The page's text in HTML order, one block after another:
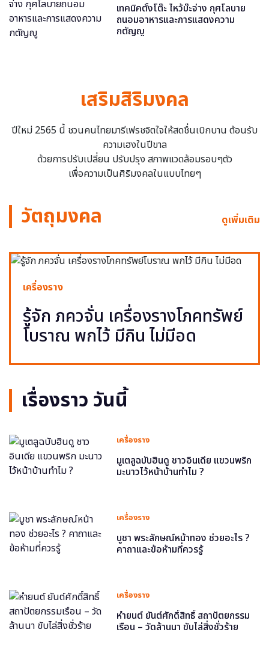
เทคนิคตั้งโต๊ะ ไหว้บ๊ะจ่าง กุศโลบาย
ถนอมอาหารและการแสดงความ
กตัญญู
เสริมสิริมงคล
ปีใหม่ 2565 นี้ ชวนคนไทยมารีเฟรชจิตใจให้สดชื่นเบิกบาน ต้อนรับ
ความเฮงในปีขาล
ด้วยการปรับเปลี่ยน ปรับปรุง สภาพแวดล้อมรอบๆตัว
เพื่อความเป็นศิริมงคลในแบบไทยๆ
วัตถุมงคล ดูเพิ่มเติม
เครื่องราง
รู้จัก ภควจั่น เครื่องรางโภคทรัพย์
โบราณ พกไว้ มีกิน ไม่มีอด
เรื่องราว วันนี้
เครื่องราง
มูเตลูฉบับฮินดู ชาวอินเดีย แขวนพริก
มะนาวไว้หน้าบ้านทำไม ?
เครื่องราง
บูชา พระลักษณ์หน้าทอง ช่วยอะไร ?
คาถาและข้อห้ามที่ควรรู้
เครื่องราง
หำยนต์ ยันต์ศักดิ์สิทธิ์ สถาปัตยกรรม
เรือน – วัดล้านนา ขับไล่สิ่งชั่วร้าย